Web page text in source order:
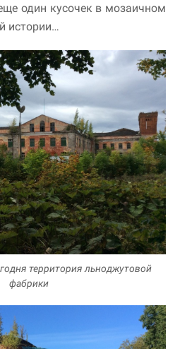
один кусочек в мозаичном
истории…
территория льноджутовой
фабрики